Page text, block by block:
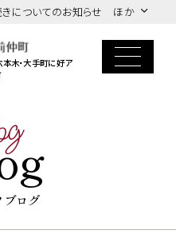
についてのお知らせ ほか
本木・大手町に好ア
ブログ